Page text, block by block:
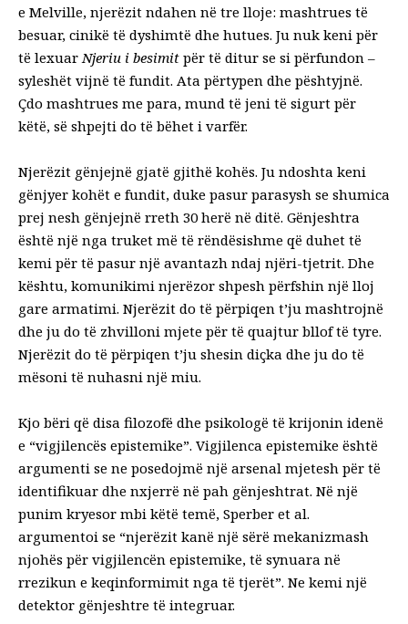
e Melville, njerëzit ndahen në tre lloje: mashtrues të
besuar, cinikë të dyshimtë dhe hutues. Ju nuk keni për
të lexuarNjeriu i besimit për të ditur se si përfundon –
syleshët vijnë të fundit. Ata përtypen dhe pështyjnë.
Çdo mashtrues me para, mund të jeni të sigurt për
këtë, së shpejti do të bëhet i varfër.
Njerëzit gënjejnë gjatë gjithë kohës. Ju ndoshta keni
gënjyer kohët e fundit, duke pasur parasysh se shumica
prej nesh gënjejnë rreth 30 herë në ditë. Gënjeshtra
është një nga truket më të rëndësishme që duhet të
kemi për të pasur një avantazh ndaj njëri-tjetrit. Dhe
kështu, komunikimi njerëzor shpesh përfshin një lloj
gare armatimi. Njerëzit do të përpiqen t’ju mashtrojnë
dhe ju do të zhvilloni mjete për të quajtur bllof të tyre.
Njerëzit do të përpiqen t’ju shesin diçka dhe ju do të
mësoni të nuhasni një miu.
Kjo bëri që disa filozofë dhe psikologë të krijonin idenë
e “vigjilencës epistemike”. Vigjilenca epistemike është
argumenti se ne posedojmë një arsenal mjetesh për të
identifikuar dhe nxjerrë në pah gënjeshtrat. Në një
punim kryesor mbi këtë temë, Sperber et al.
argumentoi se “njerëzit kanë një sërë mekanizmash
njohës për vigjilencën epistemike, të synuara në
rrezikun e keqinformimit nga të tjerët”. Ne kemi një
detektor gënjeshtre të integruar.